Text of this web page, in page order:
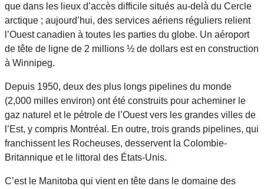
que dans les lieux d’accès difficile situés au-delà du Cercle
arctique ; aujourd’hui, des services aériens réguliers relient
l’Ouest canadien à toutes les parties du globe. Un aéroport
de tête de ligne de 2 millions ½ de dollars est en construction
à Winnipeg.
Depuis 1950, deux des plus longs pipelines du monde
(2,000 milles environ) ont été construits pour acheminer le
gaz naturel et le pétrole de l’Ouest vers les grandes villes de
l’Est, y compris Montréal. En outre, trois grands pipelines, qui
franchissent les Rocheuses, desservent la Colombie-
Britannique et le littoral des États-Unis.
C’est le Manitoba qui vient en tête dans le domaine des